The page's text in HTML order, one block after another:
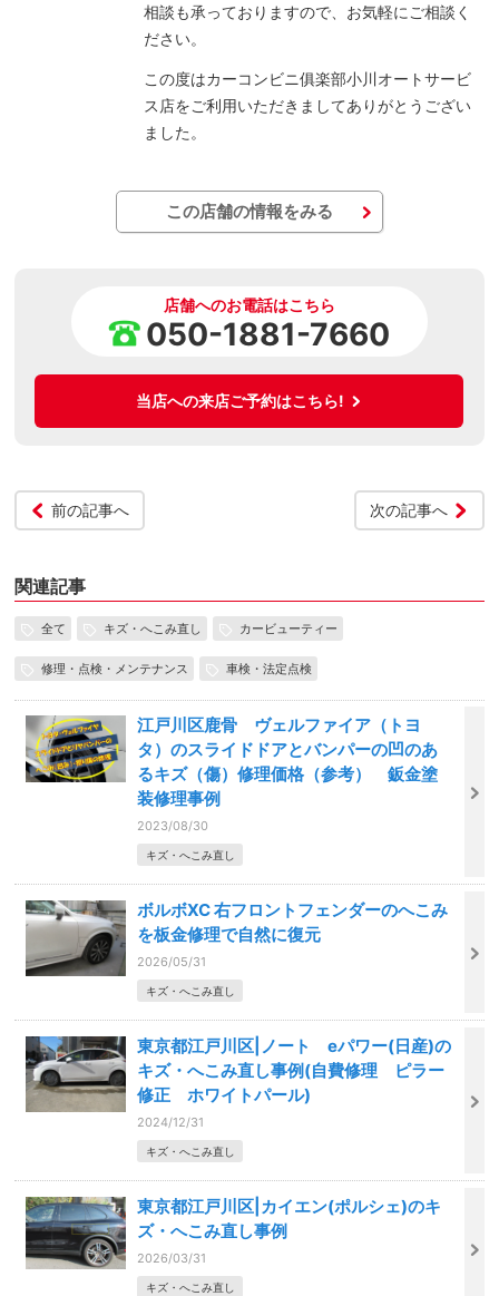
相談も承っておりますので、お気軽にご相談く
ださい。
この度はカーコンビニ俱楽部小川オートサービ
ス店をご利用いただきましてありがとうござい
ました。
この店舗の情報をみる
店舗へのお電話はこちら
050-1881-7660
当店への来店ご予約はこちら!
前の記事へ 次の記事へ
関連記事
全て キズ・へこみ直し カービューティー
修理・点検・メンテナンス 車検・法定点検
江戸川区鹿骨 ヴェルファイア（トヨ
タ）のスライドドアとバンパーの凹のあ
るキズ（傷）修理価格（参考） 鈑金塗
装修理事例
2023/08/30
キズ・へこみ直し
ボルボXC 右フロントフェンダーのへこみ
を板金修理で自然に復元
2026/05/31
キズ・へこみ直し
東京都江戸川区|ノート eパワー(日産)の
キズ・へこみ直し事例(自費修理 ピラー
修正 ホワイトパール)
2024/12/31
キズ・へこみ直し
東京都江戸川区|カイエン(ポルシェ)のキ
ズ・へこみ直し事例
2026/03/31
キズ・へこみ直し